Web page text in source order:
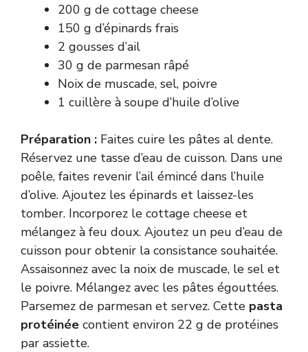
200 g de cottage cheese
150 g d’épinards frais
2 gousses d’ail
30 g de parmesan râpé
Noix de muscade, sel, poivre
1 cuillère à soupe d’huile d’olive
Préparation : Faites cuire les pâtes al dente.
Réservez une tasse d’eau de cuisson. Dans une
poêle, faites revenir l’ail émincé dans l’huile
d’olive. Ajoutez les épinards et laissez-les
tomber. Incorporez le cottage cheese et
mélangez à feu doux. Ajoutez un peu d’eau de
cuisson pour obtenir la consistance souhaitée.
Assaisonnez avec la noix de muscade, le sel et
le poivre. Mélangez avec les pâtes égouttées.
Parsemez de parmesan et servez. Cette pasta
protéinée contient environ 22 g de protéines
par assiette.